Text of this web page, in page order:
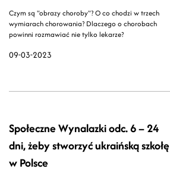
09-03-2023
Czym są "obrazy choroby"? O co chodzi w trzech
wymiarach chorowania? Dlaczego o chorobach
powinni rozmawiać nie tylko lekarze?
Społeczne Wynalazki odc. 6 – 24
dni, żeby stworzyć ukraińską szkołę
w Polsce